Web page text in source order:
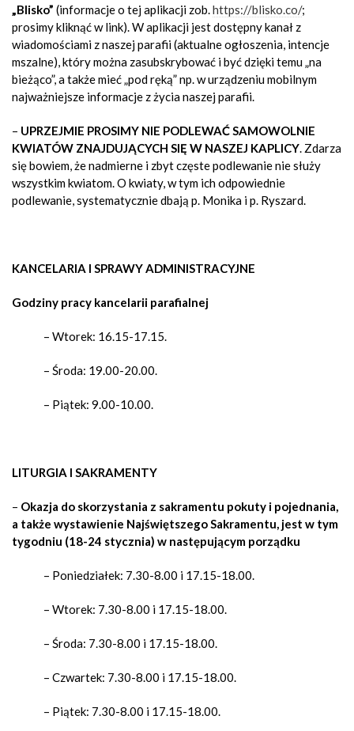
„Blisko” (informacje o tej aplikacji zob.https://blisko.co/;
prosimy kliknąć w link). W aplikacji jest dostępny kanał z
wiadomościami z naszej parafii (aktualne ogłoszenia, intencje
mszalne), który można zasubskrybować i być dzięki temu „na
bieżąco”, a także mieć „pod ręką” np. w urządzeniu mobilnym
najważniejsze informacje z życia naszej parafii.
– UPRZEJMIE PROSIMY NIE PODLEWAĆ SAMOWOLNIE
KWIATÓW ZNAJDUJĄCYCH SIĘ W NASZEJ KAPLICY. Zdarza
się bowiem, że nadmierne i zbyt częste podlewanie nie służy
wszystkim kwiatom. O kwiaty, w tym ich odpowiednie
podlewanie, systematycznie dbają p. Monika i p. Ryszard.
KANCELARIA I SPRAWY ADMINISTRACYJNE
Godziny pracy kancelarii parafialnej
– Wtorek: 16.15-17.15.
– Środa: 19.00-20.00.
– Piątek: 9.00-10.00.
LITURGIA I SAKRAMENTY
– Okazja do skorzystania z sakramentu pokuty i pojednania,
a także wystawienie Najświętszego Sakramentu, jest w tym
tygodniu (18-24 stycznia) w następującym porządku
– Poniedziałek: 7.30-8.00 i 17.15-18.00.
– Wtorek: 7.30-8.00 i 17.15-18.00.
– Środa: 7.30-8.00 i 17.15-18.00.
– Czwartek: 7.30-8.00 i 17.15-18.00.
– Piątek: 7.30-8.00 i 17.15-18.00.